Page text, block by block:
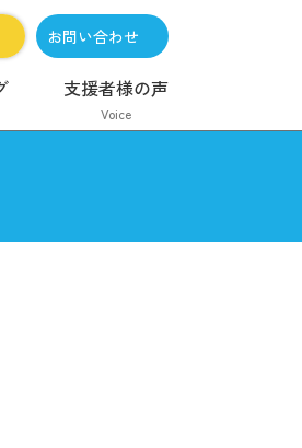
お問い合わせ
支援者様の声
Voice